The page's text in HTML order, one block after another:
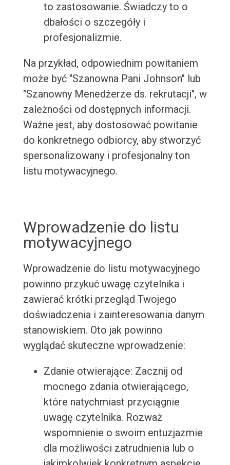
to zastosowanie. Świadczy to o
dbałości o szczegóły i
profesjonalizmie.
Na przykład, odpowiednim powitaniem
może być "Szanowna Pani Johnson" lub
"Szanowny Menedżerze ds. rekrutacji", w
zależności od dostępnych informacji.
Ważne jest, aby dostosować powitanie
do konkretnego odbiorcy, aby stworzyć
spersonalizowany i profesjonalny ton
listu motywacyjnego.
Wprowadzenie do listu
motywacyjnego
Wprowadzenie do listu motywacyjnego
powinno przykuć uwagę czytelnika i
zawierać krótki przegląd Twojego
doświadczenia i zainteresowania danym
stanowiskiem. Oto jak powinno
wyglądać skuteczne wprowadzenie:
Zdanie otwierające: Zacznij od
mocnego zdania otwierającego,
które natychmiast przyciągnie
uwagę czytelnika. Rozważ
wspomnienie o swoim entuzjazmie
dla możliwości zatrudnienia lub o